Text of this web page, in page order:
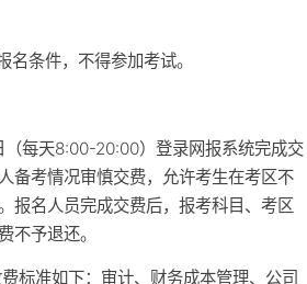
条件，不得参加考试。
每天8:00-20:00）登录网报系统完成交
备考情况审慎交费，允许考生在考区不
报名人员完成交费后，报考科目、考区
不予退还。
标准如下：审计、财务成本管理、公司